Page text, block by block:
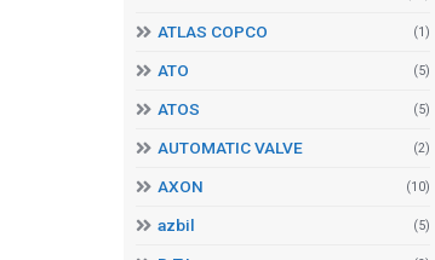
ATLAS COPCO (1)
ATO (5)
ATOS (5)
AUTOMATIC VALVE (2)
AXON (10)
azbil (5)